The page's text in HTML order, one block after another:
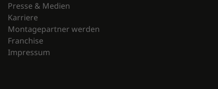
Presse & Medien
Karriere
Montagepartner werden
Franchise
Impressum